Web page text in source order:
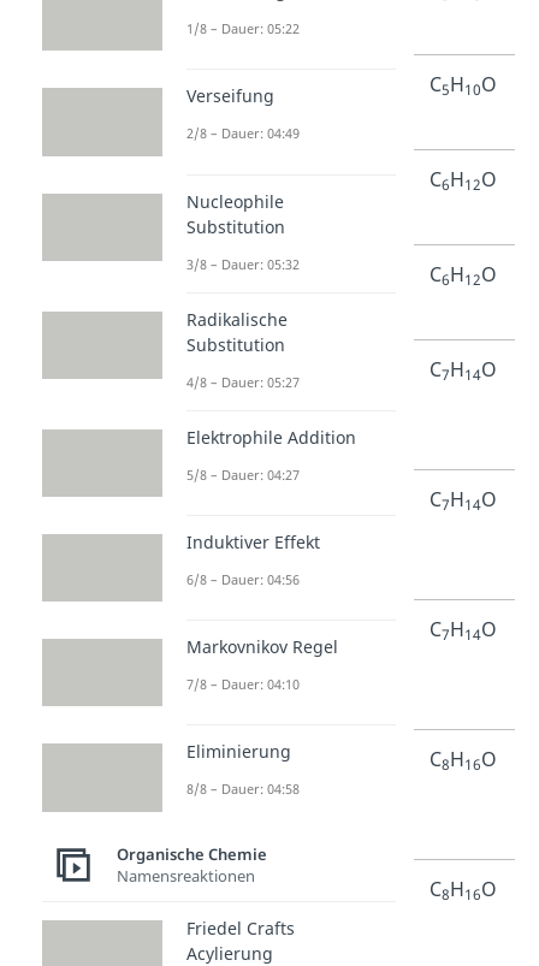
Pentanon
3-
C5H10O
Hexanon
C6H12O
3-
Hexanon
C6H12O
C7H14O
Heptanon
C7H14O
C7H14O
2-
Octanon
C8H16O
3-
Octanon
C8H16O
1/8 – Dauer: 05:22
Verseifung
2/8 – Dauer: 04:49
Nucleophile
Substitution
3/8 – Dauer: 05:32
Radikalische
Substitution
4/8 – Dauer: 05:27
Elektrophile Addition
5/8 – Dauer: 04:27
Induktiver Effekt
6/8 – Dauer: 04:56
Markovnikov Regel
7/8 – Dauer: 04:10
Eliminierung
8/8 – Dauer: 04:58
Organische Chemie
Namensreaktionen
Friedel Crafts
Acylierung